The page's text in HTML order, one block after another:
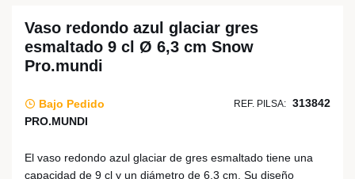
Vaso redondo azul glaciar gres
esmaltado 9 cl Ø 6,3 cm Snow
Pro.mundi
Bajo Pedido REF. PILSA: 313842
PRO.MUNDI
El vaso redondo azul glaciar de gres esmaltado tiene una
capacidad de 9 cl y un diámetro de 6,3 cm. Su diseño